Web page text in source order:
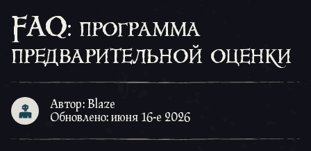
FAQ: программа
предварительной оценки
Автор: Blaze
Обновлено: июня 16-е 2026